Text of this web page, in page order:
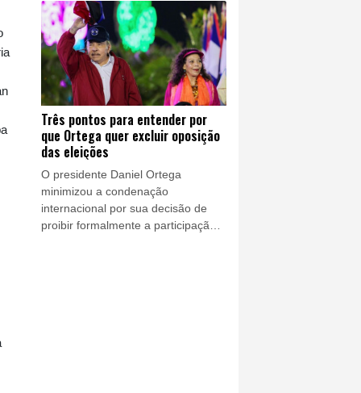
visíveis, o que levou parte da
esquerda a pedir medidas contra
plataformas como TikTok e X.
Três pontos para entender por
que Ortega quer excluir oposição
das eleições
O presidente Daniel Ortega
minimizou a condenação
internacional por sua decisão de
proibir formalmente a participação